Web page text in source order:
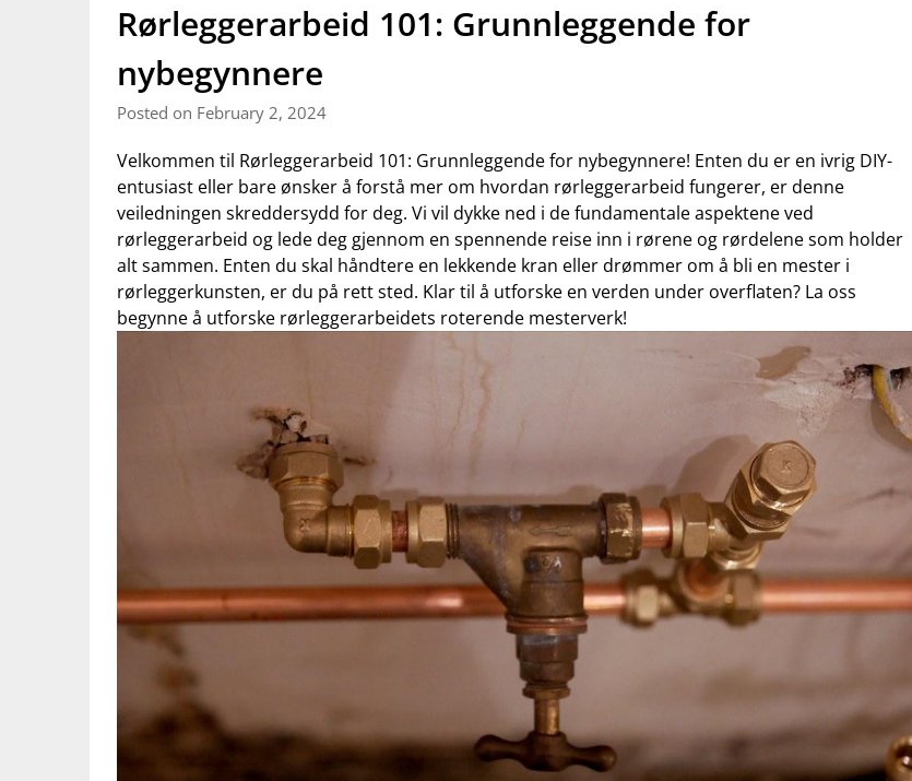
Rørleggerarbeid 101: Grunnleggende for
nybegynnere
Posted on February 2, 2024
Velkommen​ til Rørleggerarbeid⁤ 101: Grunnleggende for ⁢nybegynnere! Enten du ⁢er en ivrig DIY-
entusiast ‍eller bare ønsker å ‍forstå mer om hvordan​ rørleggerarbeid fungerer, ⁣er denne
veiledningen skreddersydd for deg. Vi vil dykke ​ned i⁢ de fundamentale aspektene ved
rørleggerarbeid og lede deg gjennom en spennende reise inn i rørene⁤ og rørdelene som holder
alt‌ sammen. Enten du skal håndtere en lekkende kran eller drømmer om å ⁢bli en mester i
rørleggerkunsten, er du på rett sted. Klar‍ til å utforske en verden under overflaten? La ‍oss
begynne å utforske rørleggerarbeidets roterende‌ mesterverk!